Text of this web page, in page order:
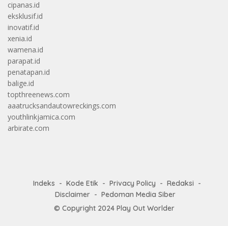
cipanas.id
eksklusif.id
inovatif.id
xenia.id
wamena.id
parapat.id
penatapan.id
balige.id
topthreenews.com
aaatrucksandautowreckings.com
youthlinkjamica.com
arbirate.com
Indeks Kode Etik Privacy Policy
Redaksi
Disclaimer
Pedoman Media Siber
© Copyright 2024 Play Out Worlder